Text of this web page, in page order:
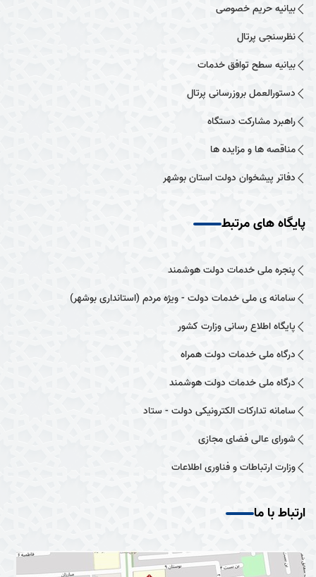
بیانیه حریم خصوصی
نظرسنجی پرتال
بیانیه سطح توافق خدمات
دستورالعمل بروزرسانی پرتال
راهبرد مشارکت دستگاه
مناقصه ها و مزایده ها
دفاتر پیشخوان دولت استان بوشهر
پایگاه های مرتبط
پنجره ملی خدمات دولت هوشمند
سامانه ی ملی خدمات دولت - ویژه مردم (استانداری بوشهر)
پایگاه اطلاع رسانی وزارت کشور
درگاه ملی خدمات دولت همراه
درگاه ملی خدمات دولت هوشمند
سامانه تدارکات الکترونیکی دولت - ستاد
شورای عالی فضای مجازی
وزارت ارتباطات و فناوری اطلاعات
ارتباط با ما